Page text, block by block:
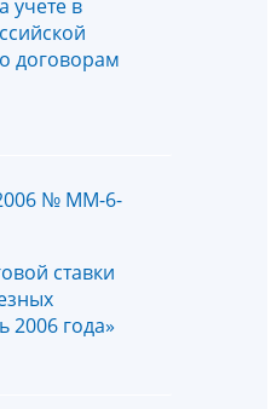
учете в
договорам
№ ММ-6-
ставки
2006 года»